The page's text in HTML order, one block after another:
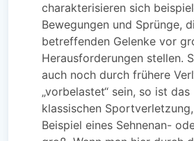
charakterisieren sich
Bewegungen und Sprünge,
betreffenden Gelenke vor
Herausforderungen stellen.
auch noch durch frühere
„vorbelastet“ sein, so ist
klassischen
Beispiel eines Sehnenan-